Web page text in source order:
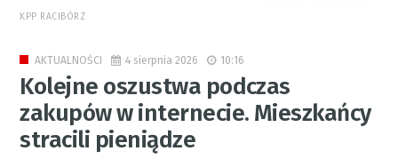
KPP RACIBÓRZ
AKTUALNOŚCI 4 sierpnia 2026 10:16
Kolejne oszustwa podczas
zakupów w internecie. Mieszkańcy
stracili pieniądze